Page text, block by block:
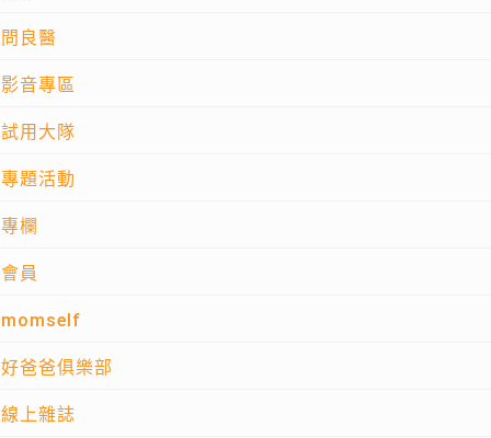
問良醫
影音專區
試用大隊
專題活動
專欄
會員
momself
好爸爸俱樂部
線上雜誌